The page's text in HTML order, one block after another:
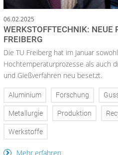
06.02.2025
WERKSTOFFTECHNIK: NEUE
FREIBERG
Die TU Freiberg hat im Januar
Hochtemperaturprozesse als auch
und Gießverfahren neu besetzt.
Aluminium Forschung
Metallurgie Produktion
Werkstoffe
Mehr erfahren